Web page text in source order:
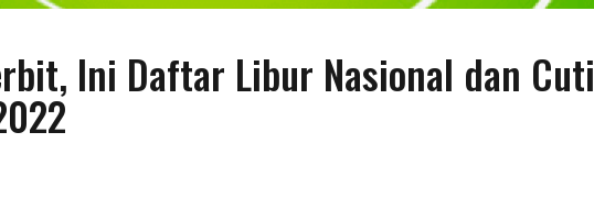
Ini Daftar Libur Nasional dan Cuti